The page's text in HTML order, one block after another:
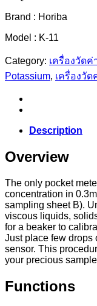
Brand : Horiba
Model : K-11
Category: เครื่องวัดค่
Potassium, เครื่องวัด
Description
Overview
The only pocket
concentration in
sampling sheet B).
viscous liquids,
for a beaker to
Just place few drops
sensor. This
your precious
Functions